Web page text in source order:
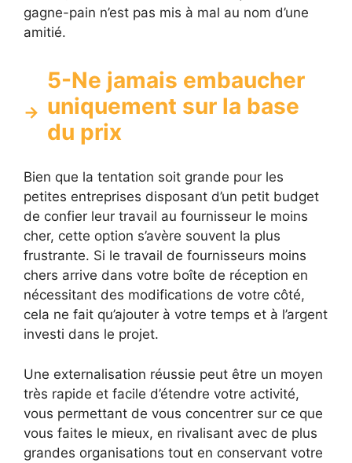
gagne-pain n’est pas mis à mal au nom d’une
amitié.
5-Ne jamais embaucher
uniquement sur la base
du prix
Bien que la tentation soit grande pour les
petites entreprises disposant d’un petit budget
de confier leur travail au fournisseur le moins
cher, cette option s’avère souvent la plus
frustrante. Si le travail de fournisseurs moins
chers arrive dans votre boîte de réception en
nécessitant des modifications de votre côté,
cela ne fait qu’ajouter à votre temps et à l’argent
investi dans le projet.
Une externalisation réussie peut être un moyen
très rapide et facile d’étendre votre activité,
vous permettant de vous concentrer sur ce que
vous faites le mieux, en rivalisant avec de plus
grandes organisations tout en conservant votre